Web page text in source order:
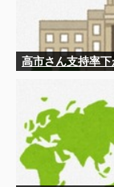
高市さん支持率